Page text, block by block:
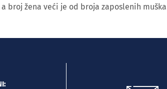
a broj žena veći je od broja zaposlenih